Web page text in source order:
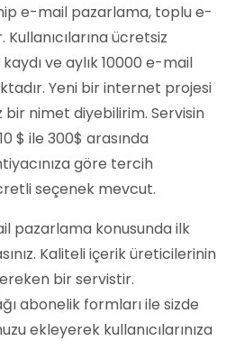
e-mail pazarlama, toplu e-
ücretsiz
ve aylık 10000 e-mail
Yeni bir internet projesi
nimet diyebilirim. Servisin
$ ile 300$ arasında
göre tercih
seçenek mevcut.
pazarlama konusunda ilk
Kaliteli içerik üreticilerinin
bir servistir.
abonelik formları ile sizde
ekleyerek kullanıcılarınıza